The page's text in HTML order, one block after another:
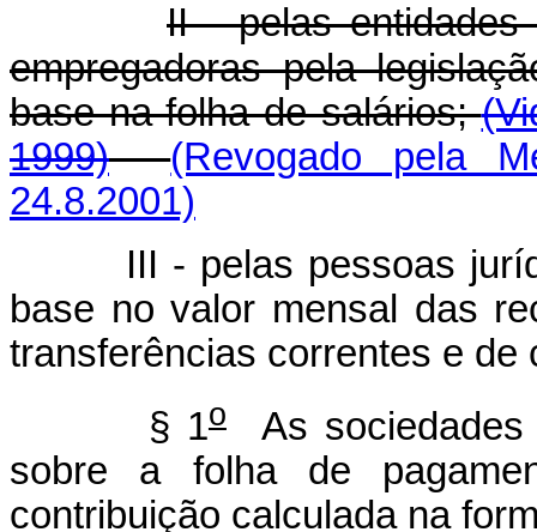
II - pelas entidades
empregadoras pela
base na folha de salários;
1999)
(Revogado pela
24.8.2001)
III - pelas pessoas
base no valor mensal das
transferências correntes e de
§ 1oAs sociedades
sobre a folha de
contribuição calculada na